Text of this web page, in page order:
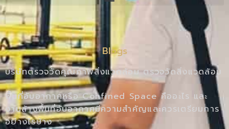
Blogs
บริษัทตรวจวัดคุณภาพสิ่งแวดล้อม ตรวจวัดสิ่งแวดล้อม
พื้นที่อับอากาศหรือ Confined Space คืออะไร และ
งานล้างพื้นที่อับอากาศมีความสำคัญและควรเตรียมการ
อย่างไรบ้าง